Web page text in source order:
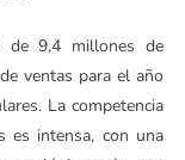
de 9,4 millones de
ventas para el año
La competencia
es intensa, con una